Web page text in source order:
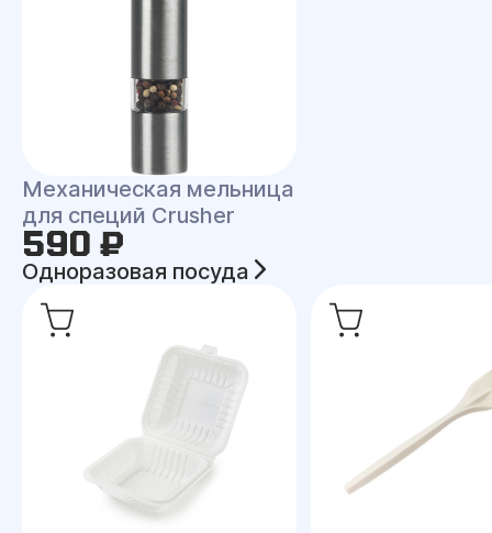
Механическая мельница
для специй Crusher
590 ₽
Одноразовая посуда